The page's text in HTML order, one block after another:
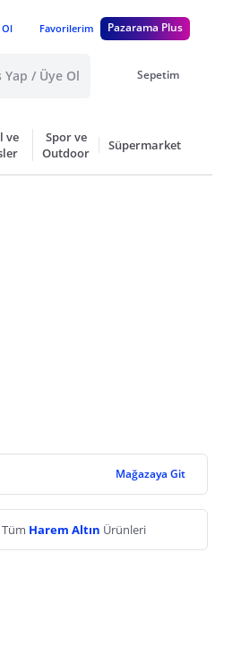
Ol Favorilerim Pazarama Plus
Yap / Üye Ol Sepetim
ve
Spor ve
Outdoor
Süpermarket
Mağazaya Git
Tüm Harem Altın Ürünleri